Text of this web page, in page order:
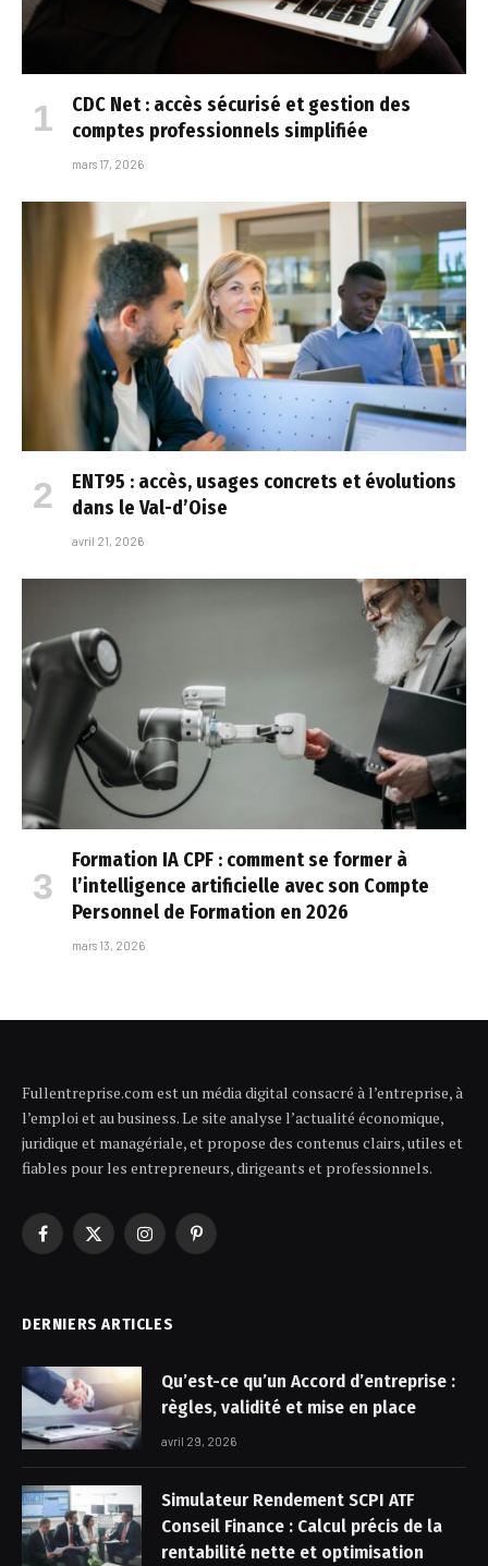
CDC Net : accès sécurisé et gestion des
comptes professionnels simplifiée
mars 17, 2026
ENT95 : accès, usages concrets et évolutions
dans le Val-d’Oise
avril 21, 2026
Formation IA CPF : comment se former à
l’intelligence artificielle avec son Compte
Personnel de Formation en 2026
mars 13, 2026
Fullentreprise.com est un média digital consacré à l’entreprise, à
l’emploi et au business. Le site analyse l’actualité économique,
juridique et managériale, et propose des contenus clairs, utiles et
fiables pour les entrepreneurs, dirigeants et professionnels.
Facebook
X
InstagramPinterest
DERNIERS ARTICLES
Qu’est-ce qu’un Accord d’entreprise :
règles, validité et mise en place
avril 29, 2026
Simulateur Rendement SCPI ATF
Conseil Finance : Calcul précis de la
rentabilité nette et optimisation